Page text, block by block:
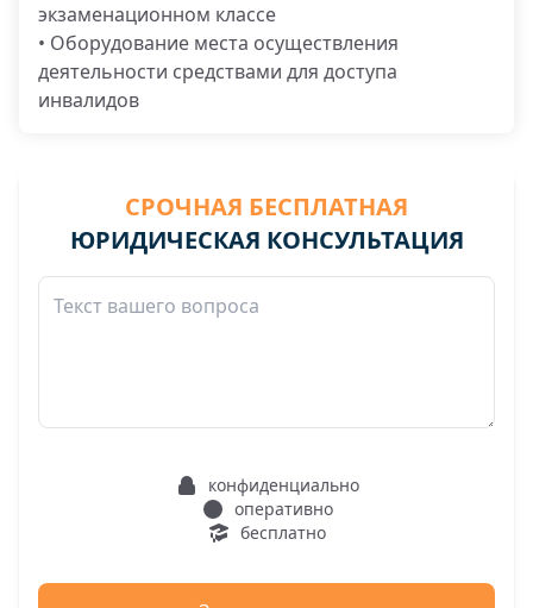
экзаменационном классе
• Оборудование места осуществления
деятельности средствами для доступа
инвалидов
СРОЧНАЯ БЕСПЛАТНАЯ
ЮРИДИЧЕСКАЯ КОНСУЛЬТАЦИЯ
конфиденциально
оперативно
бесплатно